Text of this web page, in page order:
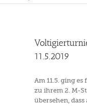
11.5.2019
Am 11.5. ging
zu ihrem 2. M-
übersehen,